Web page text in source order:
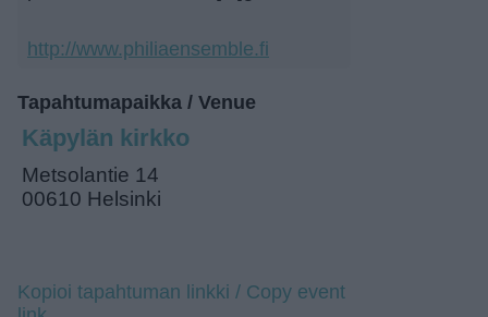
http://www.philiaensemble.fi
Tapahtumapaikka / Venue
Käpylän kirkko
Metsolantie 14
00610 Helsinki
Kopioi tapahtuman linkki / Copy event